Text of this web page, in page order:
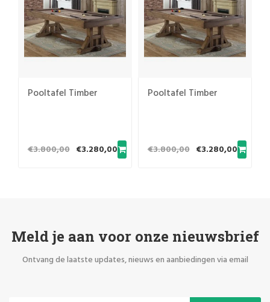
Pooltafel Timber
€3.800,00 €3.280,00
Pooltafel Timber
€3.800,00 €3.280,00
Meld je aan voor onze nieuwsbrief
Ontvang de laatste updates, nieuws en aanbiedingen via email